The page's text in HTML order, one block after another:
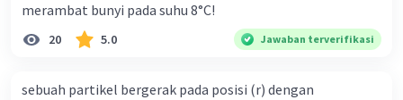
merambat bunyi pada suhu 8°C!
20 5.0 Jawaban terverifikasi
sebuah partikel bergerak pada posisi (r) dengan